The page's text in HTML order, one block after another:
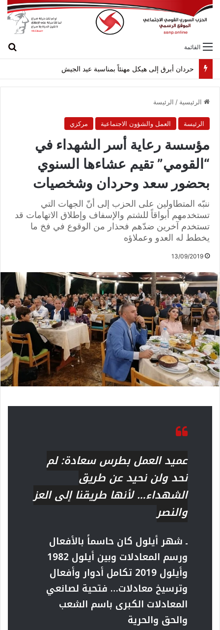
القائمة
الرئيسية / الرئيسة
الرئيسة العمل والشؤون الاجتماعية مركزي
مؤسسة رعاية أسر الشهداء في
“القومي” تقيم عشاءها السنوي
بحضور سعد وحردان وشخصيات
ننبّه المتطاولين على الحزب إلى أنّ الجهات التي
تستخدمهم أبواقاً للشتم والإسفاف وإطلاق الاتهامات قد
تستخدم آخرين ضدّهم فحذار من الوقوع في فخ ما
يخطط له العدو وعملاؤه
13/09/2019
عميد العمل بطرس سعادة: لم
نحد ولن نحيد عن طريق
الشهداء… لأنها طريقنا إلى العز
والنصر
ـ شهر أيلول كان حاسماً بالأفعال
ورسم المعادلات وبين أيلول 1982
وأيلول 2019 تكامل أدوار وأفعال
وترسيخ معادلات… فتحية لصانعي
المعادلات الكبرى باسم الشعب
والحق والحرية